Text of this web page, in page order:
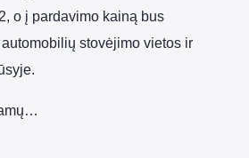
o į pardavimo kainą bus
stovėjimo vietos ir